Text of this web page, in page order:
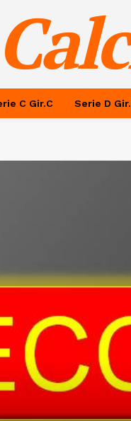
C Gir.C Serie D